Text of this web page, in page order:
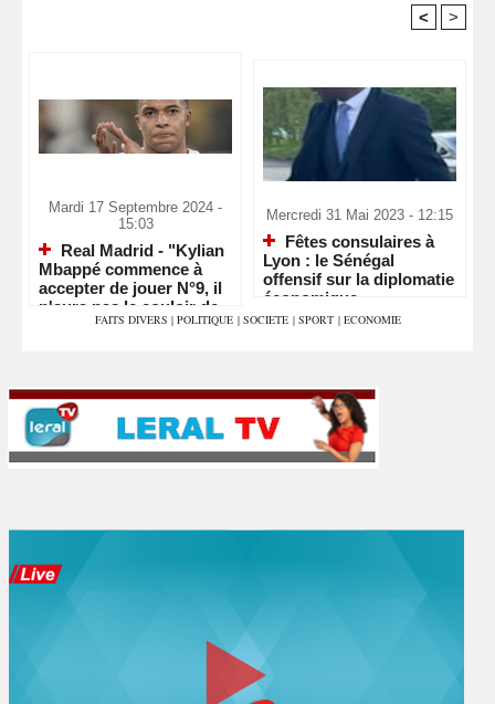
< >
Mardi 17 Septembre 2024 -
15:03
Real Madrid - "Kylian
Mbappé commence à
accepter de jouer N°9, il
n'aura pas le couloir de
Vinicius"
Mercredi 31 Mai 2023 - 12:15
Fêtes consulaires à
Lyon : le Sénégal
offensif sur la diplomatie
économique
FAITS DIVERS | POLITIQUE | SOCIETE | SPORT | ECONOMIE